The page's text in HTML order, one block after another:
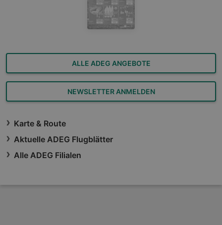
ALLE ADEG ANGEBOTE
NEWSLETTER ANMELDEN
Karte & Route
Aktuelle ADEG Flugblätter
Alle ADEG Filialen